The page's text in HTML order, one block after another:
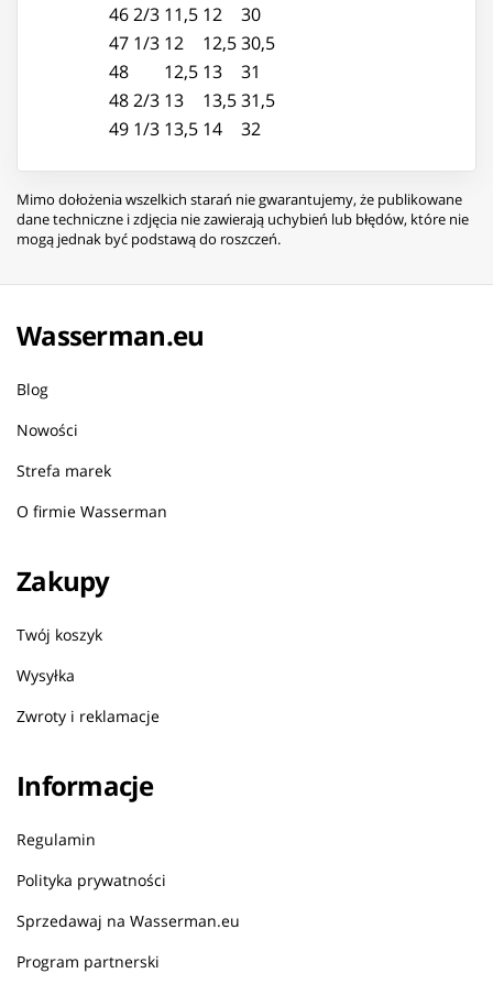
46 2/3 11,5 12
30
47 1/3 12 12,5 30,5
48
12,5 13
31
48 2/3 13 13,5 31,5
49 1/3 13,5 14 32
Mimo dołożenia wszelkich starań nie gwarantujemy, że publikowane
dane techniczne i zdjęcia nie zawierają uchybień lub błędów, które nie
mogą jednak być podstawą do roszczeń.
Wasserman.eu
Blog
Nowości
Strefa marek
O firmie Wasserman
Zakupy
Twój koszyk
Wysyłka
Zwroty i reklamacje
Informacje
Regulamin
Polityka prywatności
Sprzedawaj na Wasserman.eu
Program partnerski